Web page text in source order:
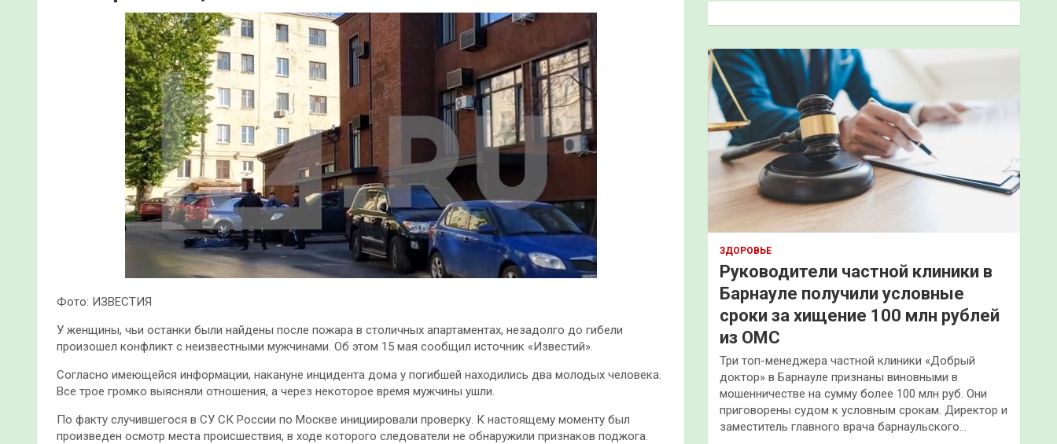
Фото: ИЗВЕСТИЯ
У женщины, чьи останки были найдены после пожара в столичных апартаментах, незадолго до гибели
произошел конфликт с неизвестными мужчинами. Об этом 15 мая сообщил источник «Известий».
Согласно имеющейся информации, накануне инцидента дома у погибшей находились два молодых человека.
Все трое громко выясняли отношения, а через некоторое время мужчины ушли.
По факту случившегося в СУ СК России по Москве инициировали проверку. К настоящему моменту был
произведен осмотр места происшествия, в ходе которого следователи не обнаружили признаков поджога.
к
ЗДОРОВЬЕ
Руководители частной клиники в
Барнауле получили условные
сроки за хищение 100 млн рублей
из ОМС
Три топ-менеджера частной клиники «Добрый
доктор» в Барнауле признаны виновными в
мошенничестве на сумму более 100 млн руб. Они
приговорены судом к условным срокам. Директор и
заместитель главного врача барнаульского…